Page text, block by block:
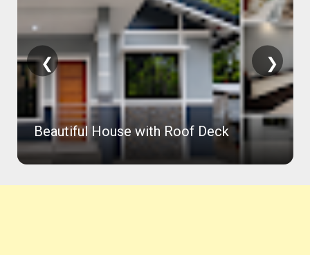
Beautiful House with Roof Deck
❮ ❯